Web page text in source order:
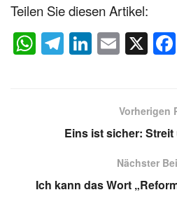
Teilen Sie diesen Artikel:
W
p
T
a
Li
dI
E X
Vorherigen
Eins ist sicher: Streit
Nächster
Ich kann das Wort